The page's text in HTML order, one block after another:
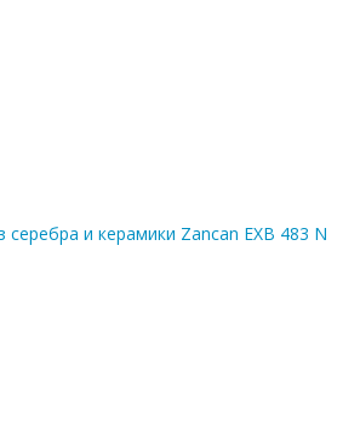
и керамики Zancan EXB 483 N